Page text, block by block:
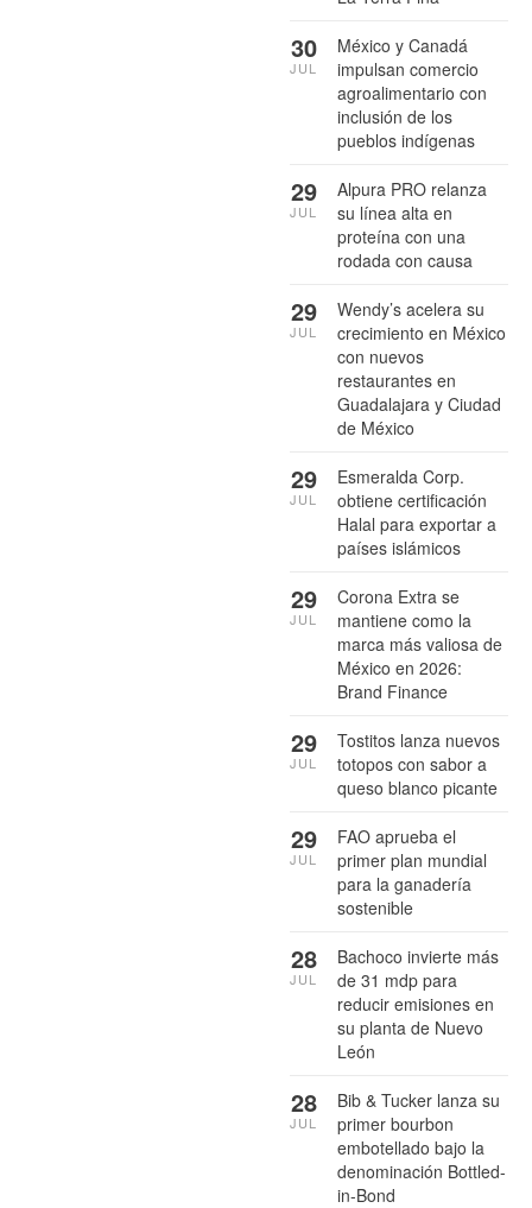
México y Canadá
impulsan comercio
agroalimentario con
inclusión de los
pueblos indígenas
30
JUL
Alpura PRO relanza
su línea alta en
proteína con una
rodada con causa
29
JUL
Wendy’s acelera su
crecimiento en México
con nuevos
restaurantes en
Guadalajara y Ciudad
de México
29
JUL
Esmeralda Corp.
obtiene certificación
Halal para exportar a
países islámicos
29
JUL
Corona Extra se
mantiene como la
marca más valiosa de
México en 2026:
Brand Finance
29
JUL
Tostitos lanza nuevos
totopos con sabor a
queso blanco picante
29
JUL
FAO aprueba el
primer plan mundial
para la ganadería
sostenible
29
JUL
Bachoco invierte más
de 31 mdp para
reducir emisiones en
su planta de Nuevo
León
28
JUL
Bib & Tucker lanza su
primer bourbon
embotellado bajo la
denominación Bottled-
in-Bond
28
JUL